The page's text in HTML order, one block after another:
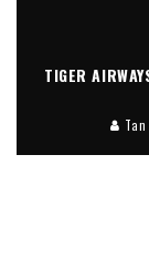
TIGER
Tan